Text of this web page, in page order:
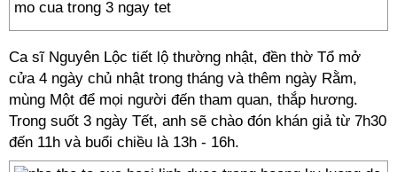
Ca sĩ Nguyên Lộc tiết lộ thường nhật, đền thờ Tổ mở
cửa 4 ngày chủ nhật trong tháng và thêm ngày Rằm,
mùng Một để mọi người đến tham quan, thắp hương.
Trong suốt 3 ngày Tết, anh sẽ chào đón khán giả từ 7h30
đến 11h và buổi chiều là 13h - 16h.